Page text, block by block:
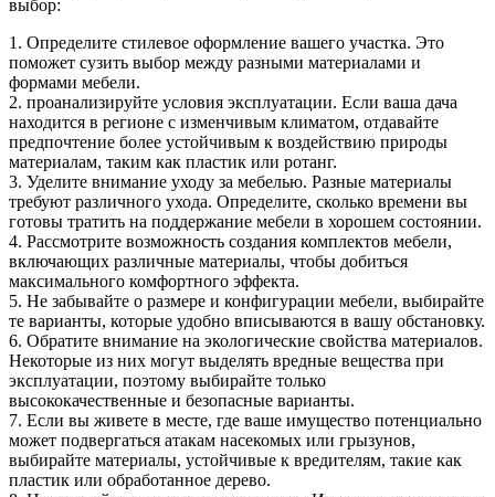
выбор:
1. Определите стилевое оформление вашего участка. Это
поможет сузить выбор между разными материалами и
формами мебели.
2. проанализируйте условия эксплуатации. Если ваша дача
находится в регионе с изменчивым климатом, отдавайте
предпочтение более устойчивым к воздействию природы
материалам, таким как пластик или ротанг.
3. Уделите внимание уходу за мебелью. Разные материалы
требуют различного ухода. Определите, сколько времени вы
готовы тратить на поддержание мебели в хорошем состоянии.
4. Рассмотрите возможность создания комплектов мебели,
включающих различные материалы, чтобы добиться
максимального комфортного эффекта.
5. Не забывайте о размере и конфигурации мебели, выбирайте
те варианты, которые удобно вписываются в вашу обстановку.
6. Обратите внимание на экологические свойства материалов.
Некоторые из них могут выделять вредные вещества при
эксплуатации, поэтому выбирайте только
высококачественные и безопасные варианты.
7. Если вы живете в месте, где ваше имущество потенциально
может подвергаться атакам насекомых или грызунов,
выбирайте материалы, устойчивые к вредителям, такие как
пластик или обработанное дерево.